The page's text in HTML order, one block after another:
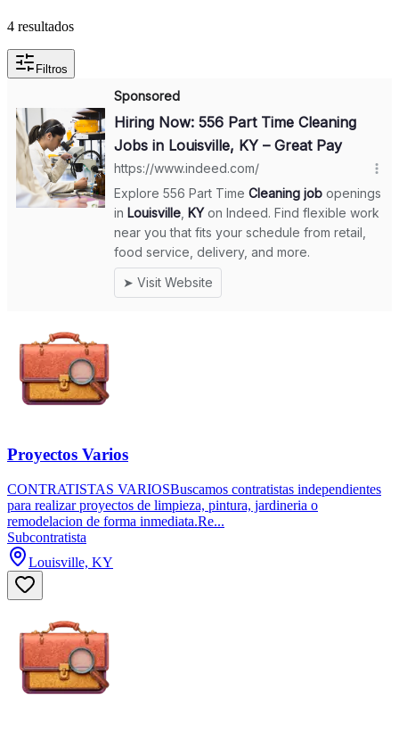
4 resultados
Filtros
Proyectos Varios
CONTRATISTAS VARIOSBuscamos contratistas independientes
para realizar proyectos de limpieza, pintura, jardineria o
remodelacion de forma inmediata.Re...
Subcontratista
Louisville, KY